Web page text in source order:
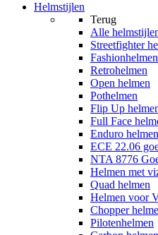
Helmstijlen
Terug
Alle
Streetfighter
Fashionhelmen
Retrohelmen
Open helmen
Pothelmen
Flip Up
Full Face
Enduro helmen
ECE 22.06
NTA 8776
Helmen met
Quad helmen
Helmen voor
Chopper
Pilotenhelmen